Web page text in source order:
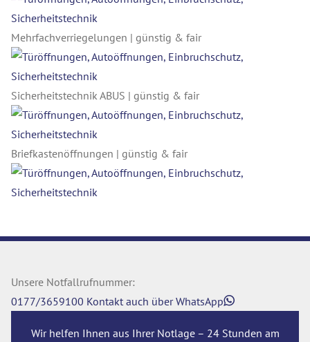
Mehrfachverriegelungen | günstig & fair
Sicherheitstechnik ABUS | günstig & fair
Briefkastenöffnungen | günstig & fair
Unsere Notfallrufnummer:
0177/3659100 Kontakt auch über WhatsApp
Wir helfen Ihnen aus Ihrer Notlage – 24 Stunden am